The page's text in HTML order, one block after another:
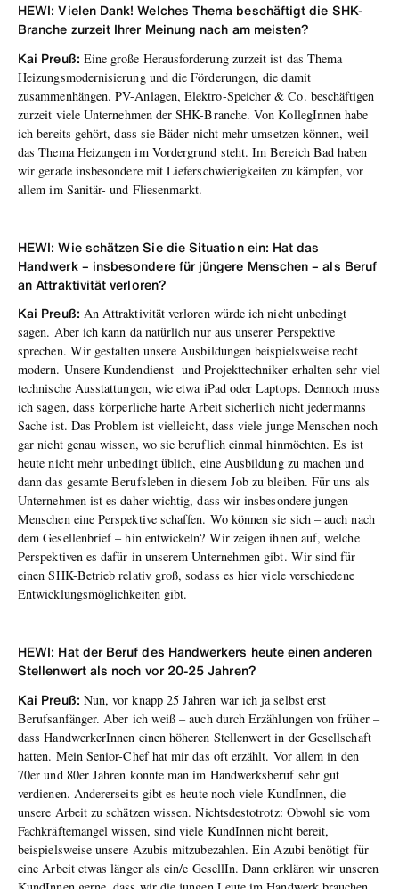
HEWI: Vielen Dank! Welches Thema beschäftigt die SHK-
Branche zurzeit Ihrer Meinung nach am meisten?
Kai Preuß: Eine große Herausforderung zurzeit ist das Thema
Heizungsmodernisierung und die Förderungen, die damit
zusammenhängen. PV-Anlagen, Elektro-Speicher & Co. beschäftigen
zurzeit viele Unternehmen der SHK-Branche. Von KollegInnen habe
ich bereits gehört, dass sie Bäder nicht mehr umsetzen können, weil
das Thema Heizungen im Vordergrund steht. Im Bereich Bad haben
wir gerade insbesondere mit Lieferschwierigkeiten zu kämpfen, vor
allem im Sanitär- und Fliesenmarkt.
HEWI: Wie schätzen Sie die Situation ein: Hat das
Handwerk – insbesondere für jüngere Menschen – als Beruf
an Attraktivität verloren?
Kai Preuß: An Attraktivität verloren würde ich nicht unbedingt
sagen. Aber ich kann da natürlich nur aus unserer Perspektive
sprechen. Wir gestalten unsere Ausbildungen beispielsweise recht
modern. Unsere Kundendienst- und Projekttechniker erhalten sehr viel
technische Ausstattungen, wie etwa iPad oder Laptops. Dennoch muss
ich sagen, dass körperliche harte Arbeit sicherlich nicht jedermanns
Sache ist. Das Problem ist vielleicht, dass viele junge Menschen noch
gar nicht genau wissen, wo sie beruflich einmal hinmöchten. Es ist
heute nicht mehr unbedingt üblich, eine Ausbildung zu machen und
dann das gesamte Berufsleben in diesem Job zu bleiben. Für uns als
Unternehmen ist es daher wichtig, dass wir insbesondere jungen
Menschen eine Perspektive schaffen. Wo können sie sich – auch nach
dem Gesellenbrief – hin entwickeln? Wir zeigen ihnen auf, welche
Perspektiven es dafür in unserem Unternehmen gibt. Wir sind für
einen SHK-Betrieb relativ groß, sodass es hier viele verschiedene
Entwicklungsmöglichkeiten gibt.
HEWI: Hat der Beruf des Handwerkers heute einen anderen
Stellenwert als noch vor 20-25 Jahren?
Kai Preuß: Nun, vor knapp 25 Jahren war ich ja selbst erst
Berufsanfänger. Aber ich weiß – auch durch Erzählungen von früher –
dass HandwerkerInnen einen höheren Stellenwert in der Gesellschaft
hatten. Mein Senior-Chef hat mir das oft erzählt. Vor allem in den
70er und 80er Jahren konnte man im Handwerksberuf sehr gut
verdienen. Andererseits gibt es heute noch viele KundInnen, die
unsere Arbeit zu schätzen wissen. Nichtsdestotrotz: Obwohl sie vom
Fachkräftemangel wissen, sind viele KundInnen nicht bereit,
beispielsweise unsere Azubis mitzubezahlen. Ein Azubi benötigt für
eine Arbeit etwas länger als ein/e GesellIn. Dann erklären wir unseren